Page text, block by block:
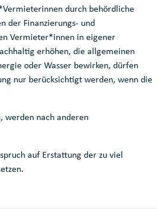
durch behördliche
der Finanzierungs- und
Vermieter*innen in eigener
erhöhen, die allgemeinen
oder Wasser bewirken, dürfen
nur berücksichtigt werden, wenn die
werden nach anderen
auf Erstattung der zu viel